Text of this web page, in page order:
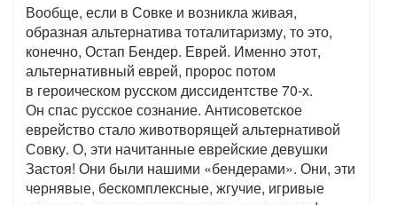
Вообще, если в Совке и возникла живая,
образная альтернатива тоталитаризму, то это,
конечно, Остап Бендер. Еврей. Именно этот,
альтернативный еврей, пророс потом
в героическом русском диссидентстве 70-х.
Он спас русское сознание. Антисоветское
еврейство стало животворящей альтернативой
Совку. О, эти начитанные еврейские девушки
Застоя! Они были нашими «бендерами». Они, эти
чернявые, бескомплексные, жгучие, игривые